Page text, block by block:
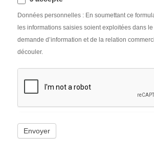
Données personnelles : En soumettant ce
les informations saisies soient exploitées dans
demande d’information et de la relation
découler.
Envoyer